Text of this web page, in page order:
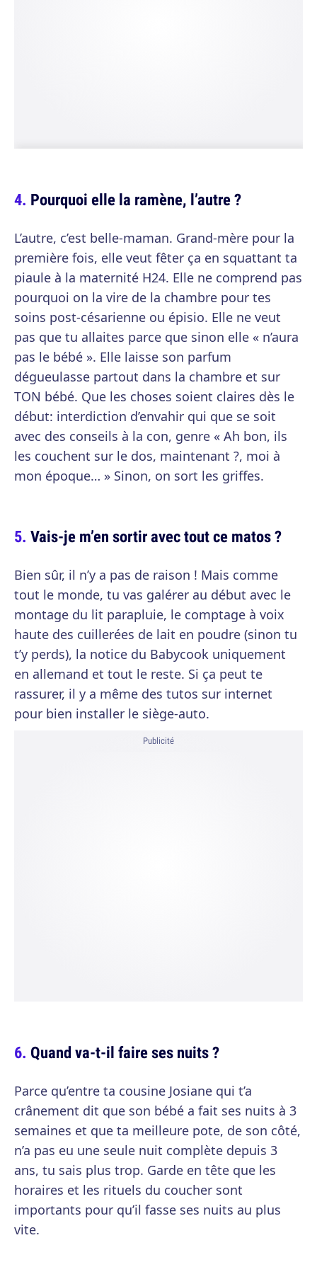
Pourquoi elle la ramène, l’autre ?
L’autre, c’est belle-maman. Grand-mère pour la
première fois, elle veut fêter ça en squattant ta
piaule à la maternité H24. Elle ne comprend pas
pourquoi on la vire de la chambre pour tes
soins post-césarienne ou épisio. Elle ne veut
pas que tu allaites parce que sinon elle « n’aura
pas le bébé ». Elle laisse son parfum
dégueulasse partout dans la chambre et sur
TON bébé. Que les choses soient claires dès le
début: interdiction d’envahir qui que se soit
avec des conseils à la con, genre « Ah bon, ils
les couchent sur le dos, maintenant ?, moi à
mon époque… » Sinon, on sort les griffes.
Vais-je m’en sortir avec tout ce matos ?
Bien sûr, il n’y a pas de raison ! Mais comme
tout le monde, tu vas galérer au début avec le
montage du lit parapluie, le comptage à voix
haute des cuillerées de lait en poudre (sinon tu
t’y perds), la notice du Babycook uniquement
en allemand et tout le reste. Si ça peut te
rassurer, il y a même des tutos sur internet
pour bien installer le siège-auto.
Publicité
Quand va-t-il faire ses nuits ?
Parce qu’entre ta cousine Josiane qui t’a
crânement dit que son bébé a fait ses nuits à 3
semaines et que ta meilleure pote, de son côté,
n’a pas eu une seule nuit complète depuis 3
ans, tu sais plus trop. Garde en tête que les
horaires et les rituels du coucher sont
importants pour qu’il fasse ses nuits au plus
vite.